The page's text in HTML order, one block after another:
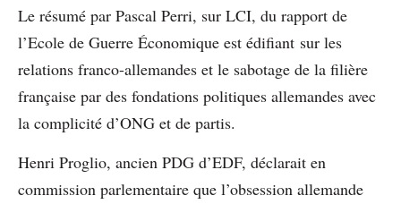
Le résumé par Pascal Perri, sur LCI, du rapport de
l’Ecole de Guerre Économique est édifiant sur les
relations franco-allemandes et le sabotage de la filière
française par des fondations politiques allemandes avec
la complicité d’ONG et de partis.
Henri Proglio, ancien PDG d’EDF, déclarait en
commission parlementaire que l’obsession allemande